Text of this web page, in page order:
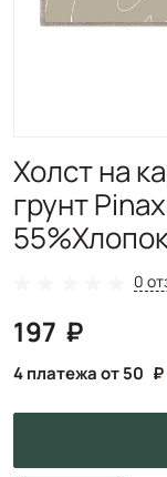
Холст на
грунт
0
197
4 платежа от 50